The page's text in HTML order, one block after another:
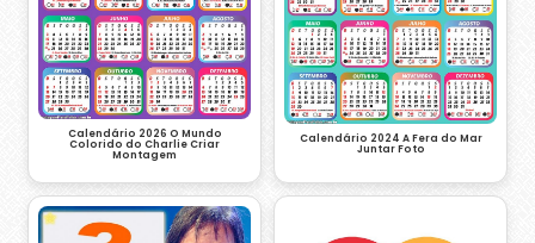
Calendário 2026 O Mundo
Colorido do Charlie Criar
Montagem
Calendário 2024 A Fera do Mar
Juntar Foto